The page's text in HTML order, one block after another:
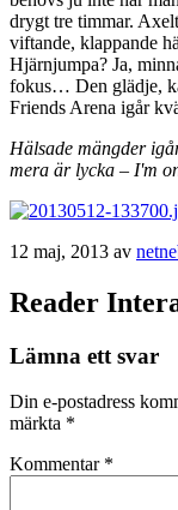
drygt tre timmar.
viftande, klappande
Hjärnjumpa? Ja,
fokus… Den glädje,
Friends Arena igår
Hälsade mängder
mera är lycka – I'm
12 maj, 2013 av
Reader
Lämna ett svar
Din e-postadress
märkta *
Kommentar *